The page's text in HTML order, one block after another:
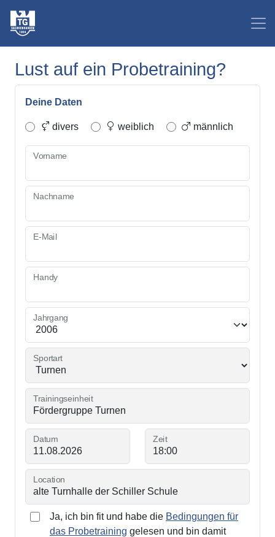
Lust auf ein Probetraining?
Deine Daten
divers weiblich männlich
Vorname
Nachname
E-Mail
Handy
Jahrgang
Sportart
Trainingseinheit
Datum Zeit
Location
Ja, ich bin fit und habe die Bedingungen für
das Probetraining gelesen und bin damit